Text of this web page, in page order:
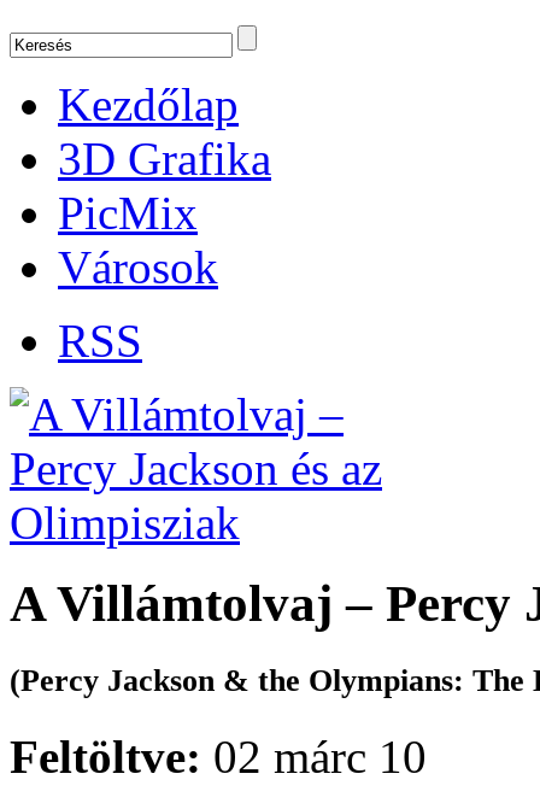
Kezdőlap
3D Grafika
PicMix
Városok
RSS
A Villámtolvaj – Percy
(Percy Jackson & the Olympians: The
Feltöltve: 02 márc 10